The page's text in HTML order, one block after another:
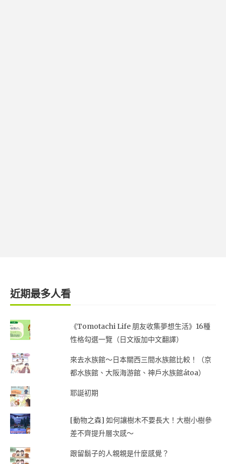
近期最多人看
《Tomotachi Life 朋友收集夢想生活》16種
性格勾選一覽（日文版加中文翻譯）
來去水族館～日本關西三間水族館比較！（京
都水族館、大阪海游館、神戶水族館átoa）
耶誕初期
[動物之森] 如何讓樹木不要長大！大樹小樹參
差不齊提升層次感～
跟留鬍子的人親親是什麼感覺？